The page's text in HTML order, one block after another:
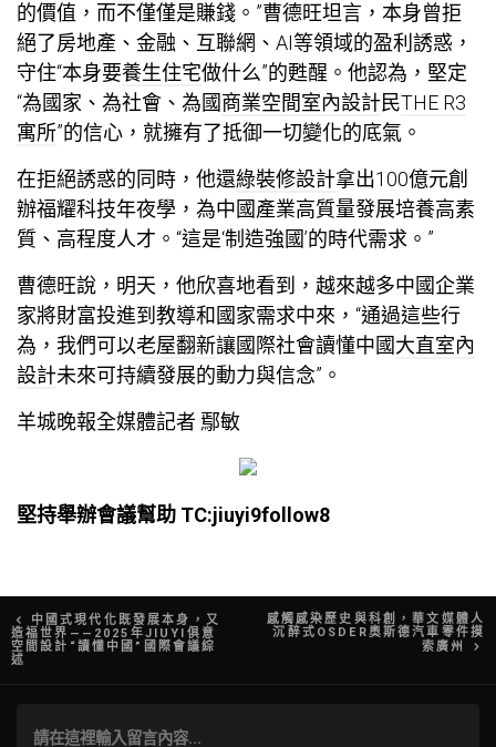
的價值，而不僅僅是賺錢。”曹德旺坦言，本身曾拒
絕了房地產、金融、互聯網、AI等領域的盈利誘惑，
守住“本身要養生住宅做什么”的甦醒。他認為，堅定
“為國家、為社會、為國商業空間室內設計民THE R3
寓所”的信心，就擁有了抵御一切變化的底氣。
在拒絕誘惑的同時，他還綠裝修設計拿出100億元創
辦福耀科技年夜學，為中國產業高質量發展培養高素
質、高程度人才。“這是‘制造強國’的時代需求。”
曹德旺說，明天，他欣喜地看到，越來越多中國企業
家將財富投進到教導和國家需求中來，“通過這些行
為，我們可以老屋翻新讓國際社會讀懂中國大直室內
設計未來可持續發展的動力與信念”。
羊城晚報全媒體記者 鄢敏
堅持舉辦會議幫助 TC:jiuyi9follow8
文
章
導
中國式現代化既發展本身，又
造福世界——2025年JIUYI俱意
空間設計“讀懂中國”國際會議綜
述
感觸感染歷史與科創，華文媒體人
沉醉式OSDER奧斯德汽車零件摸
索廣州